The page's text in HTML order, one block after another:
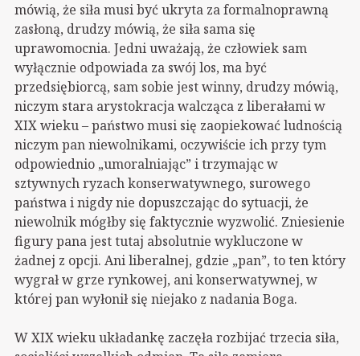
mówią, że siła musi być ukryta za formalnoprawną
zasłoną, drudzy mówią, że siła sama się
uprawomocnia. Jedni uważają, że człowiek sam
wyłącznie odpowiada za swój los, ma być
przedsiębiorcą, sam sobie jest winny, drudzy mówią,
niczym stara arystokracja walcząca z liberałami w
XIX wieku – państwo musi się zaopiekować ludnością
niczym pan niewolnikami, oczywiście ich przy tym
odpowiednio „umoralniając” i trzymając w
sztywnych ryzach konserwatywnego, surowego
państwa i nigdy nie dopuszczając do sytuacji, że
niewolnik mógłby się faktycznie wyzwolić. Zniesienie
figury pana jest tutaj absolutnie wykluczone w
żadnej z opcji. Ani liberalnej, gdzie „pan”, to ten który
wygrał w grze rynkowej, ani konserwatywnej, w
której pan wyłonił się niejako z nadania Boga.
W XIX wieku układankę zaczęła rozbijać trzecia siła,